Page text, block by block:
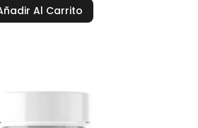
Al Carrito